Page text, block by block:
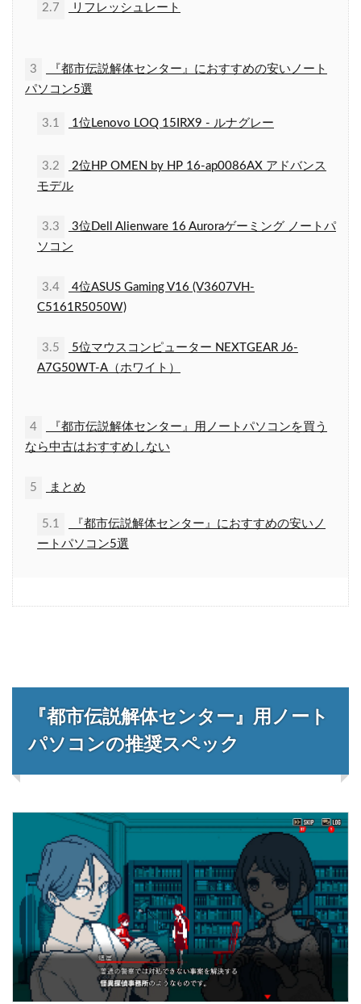
2.7 リフレッシュレート
3
『都市伝説解体センター』におすすめの安いノート
パソコン5選
3.1 1位Lenovo LOQ 15IRX9 - ルナグレー
3.2
2位HP OMEN by HP 16-ap0086AX アドバンス
モデル
3.3
3位Dell Alienware 16 Auroraゲーミング ノートパ
ソコン
3.4
4位ASUS Gaming V16 (V3607VH-
C5161R5050W)
3.5
5位マウスコンピューター NEXTGEAR J6-
A7G50WT-A（ホワイト）
4
『都市伝説解体センター』用ノートパソコンを買う
なら中古はおすすめしない
5 まとめ
5.1
『都市伝説解体センター』におすすめの安いノ
ートパソコン5選
『都市伝説解体センター』用ノート
パソコンの推奨スペック